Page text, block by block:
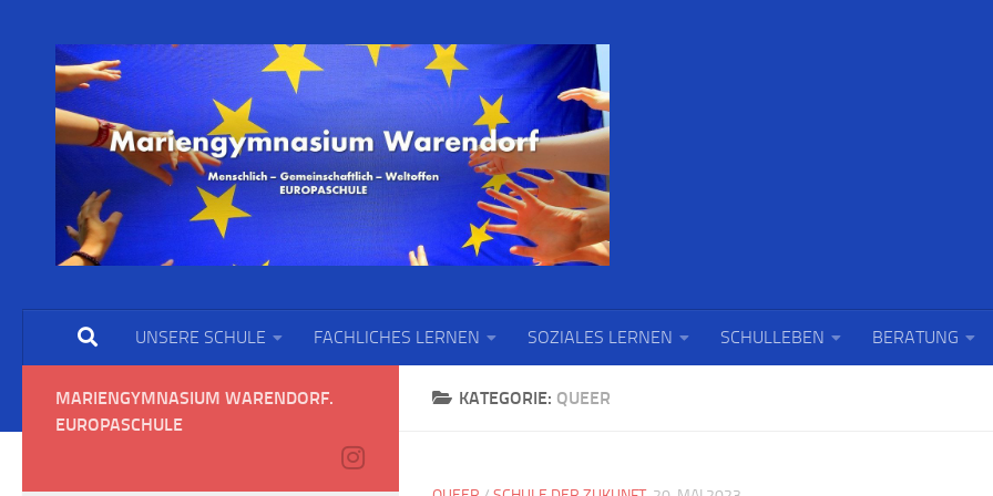
UNSERE SCHULE FACHLICHES LERNEN SOZIALES LERNEN SCHULLEBEN BERATUNG
KATEGORIE: QUEER
MARIENGYMNASIUM WARENDORF.
EUROPASCHULE